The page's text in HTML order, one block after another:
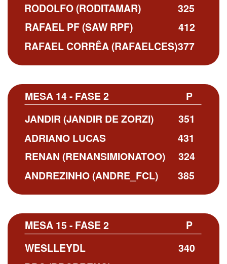
325
RODOLFO (RODITAMAR)
412
377
RAFAEL PF (SAW RPF)
RAFAEL CORRÊA (RAFAELCES)
P
MESA 14 - FASE 2
351
431
JANDIR (JANDIR DE ZORZI)
ADRIANO LUCAS
324
385
RENAN (RENANSIMIONATOO)
ANDREZINHO (ANDRE_FCL)
P
MESA 15 - FASE 2
340
WESLLEYDL